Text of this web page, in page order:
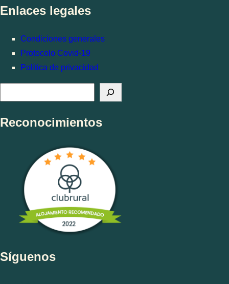
Enlaces legales
Condiciones generales
Protocolo Covid-19
Política de privacidad
u
s
Reconocimientos
Síguenos